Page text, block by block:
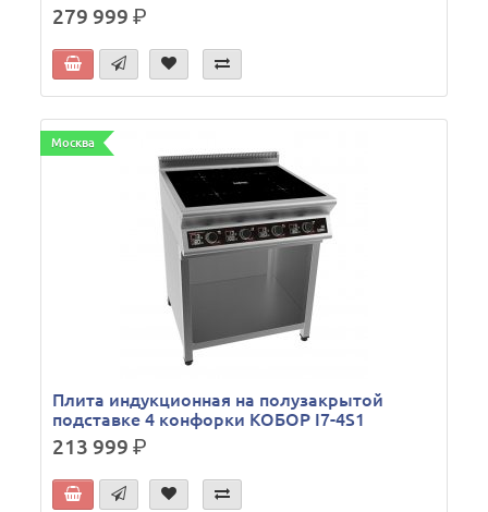
279 999р.
Москва
Плита индукционная на полузакрытой
подставке 4 конфорки КОБОР I7-4S1
213 999р.